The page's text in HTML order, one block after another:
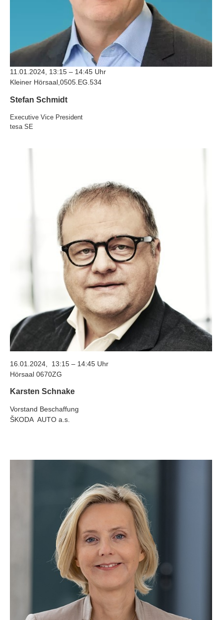
11.01.2024, 13:15 – 14:45 Uhr
Kleiner Hörsaal,0505.EG.534
Stefan Schmidt
Executive Vice President
tesa SE
16.01.2024, 13:15 – 14:45 Uhr
Hörsaal 0670ZG
Karsten Schnake
Vorstand Beschaffung
ŠKODA AUTO a.s.